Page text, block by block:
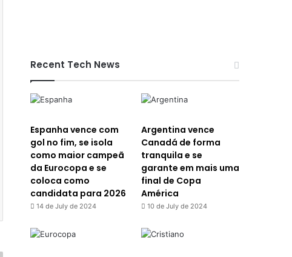
Recent Tech News
Espanha vence com
gol no fim, se isola
como maior campeã
da Eurocopa e se
coloca como
candidata para 2026
14 de July de 2024
Argentina vence
Canadá de forma
tranquila e se
garante em mais uma
final de Copa
América
10 de July de 2024